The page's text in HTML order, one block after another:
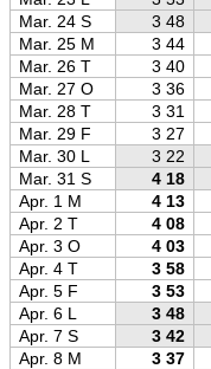
Mar. 24 S
3 48
Mar. 25 M
3 44
Mar. 26 T
3 40
Mar. 27 O
3 36
Mar. 28 T
3 31
Mar. 29 F
3 27
Mar. 30 L
3 22
Mar. 31 S
4 18
Apr. 1 M
4 13
Apr. 2 T
4 08
Apr. 3 O
4 03
Apr. 4 T
3 58
Apr. 5 F
3 53
Apr. 6 L
3 48
Apr. 7 S
3 42
Apr. 8 M
3 37